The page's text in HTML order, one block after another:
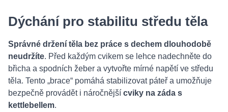
Dýchání pro stabilitu středu těla
Správné držení těla bez práce s dechem dlouhodobě
neudržíte. Před každým cvikem se lehce nadechněte do
břicha a spodních žeber a vytvořte mírné napětí ve středu
těla. Tento „brace“ pomáhá stabilizovat páteř a umožňuje
bezpečně provádět i náročnější cviky na záda s
kettlebellem.